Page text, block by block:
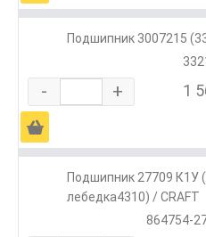
Подшипник 3007215
- + 1
Ä
Подшипник 27709 К1У
лебедка4310) / CRAFT
864754-